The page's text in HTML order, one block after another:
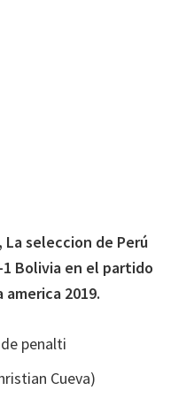
seleccion de Perú
Bolivia en el partido
2019.
penalti
Cueva)